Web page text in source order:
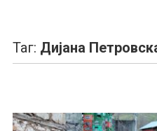
Таг: Дијана